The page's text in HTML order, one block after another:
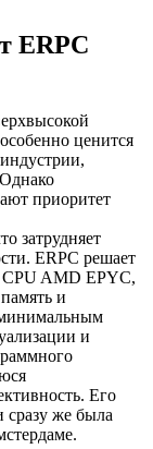
ERPC
ценится
приоритет
затрудняет
ERPC решает
CPU AMD EPYC,
и
минимальным
и
Его
сразу же была